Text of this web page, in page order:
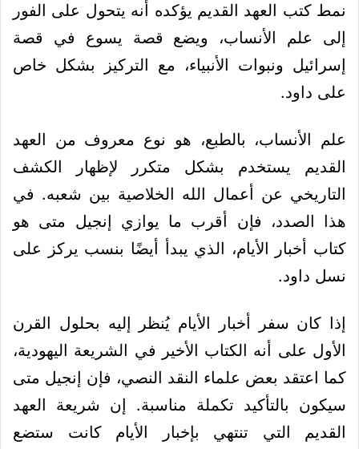
نمط كتب العهد القديم يؤكده أنه يتحول على الفور
إلى علم الأنساب، ويضع قصة يسوع في قصة
إسرائيل ونبوات الأنبياء، مع التركيز بشكل خاص
على داود.
علم الأنساب، بالطبع، هو نوع معروف من العهد
القديم يستخدم بشكل متكرر لإظهار الكشف
التاريخي عن أعمال الله الخلاصية بين شعبه. في
هذا الصدد، فإن أقرب ما يوازي إنجيل متى هو
كتاب أخبار الأيام، الذي يبدأ أيضًا بنسب يركز على
نسل داود.
إذا كان سفر أخبار الأيام يُنظر إليه بحلول القرن
الأول على أنه الكتاب الأخير في الشريعة اليهودية،
كما اعتقد بعض علماء النقد النصي، فإن إنجيل متى
سيكون بالتأكيد تكملة مناسبة. إن شريعة العهد
القديم التي تنتهي بإخبار الأيام كانت ستضع